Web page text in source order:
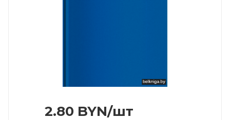
2.80 BYN/шт